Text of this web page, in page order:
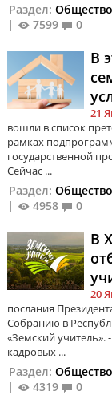
Раздел: Общество
|
7599 0
В
21
вошли в список
рамках
государственной
Сейчас ...
Раздел: Общество
|
4958 0
В
20
послания
Собранию в
«Земский
кадровых ...
Раздел: Общество
|
4319 0